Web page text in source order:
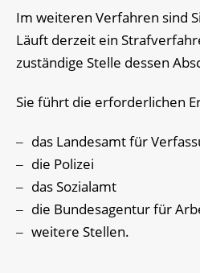
Im weiteren Verfahren sind
Läuft derzeit ein
zuständige Stelle dessen
Sie führt die erforderlichen
das Landesamt für
die Polizei
das Sozialamt
die Bundesagentur für
weitere Stellen.